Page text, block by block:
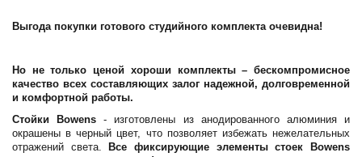
Выгода покупки готового студийного комплекта очевидна!
Но не только ценой хороши комплекты – бескомпромисное
качество всех составляющих залог надежной, долговременной
и комфортной работы.
Стойки Bowens - изготовлены из анодированного алюминия и
окрашены в черный цвет, что позволяет избежать нежелательных
отражений света.
Все фиксирующие элементы стоек Bowens